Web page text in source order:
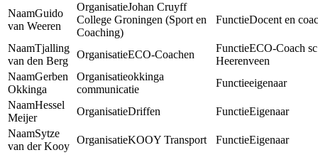
Guido
van Weeren
Johan Cruyff
College Groningen (Sport en
Coaching)
Docent en
Tjalling
van den Berg
ECO-Coachen
ECO-Coach sc
Heerenveen
Gerben
Okkinga
okkinga
communicatie
eigenaar
Hessel
Meijer
Driffen
Eigenaar
Sytze
van der Kooy
KOOY Transport
Eigenaar